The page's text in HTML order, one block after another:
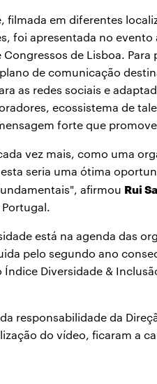
filmada em diferentes
foi apresentada no
de Lisboa.
de comunicação
as redes sociais e
ecossistema de
forte que
vez mais, como uma
seria uma ótima
afirmou Rui
está na agenda das
pelo segundo ano
Diversidade &
responsabilidade da
do vídeo, ficaram a